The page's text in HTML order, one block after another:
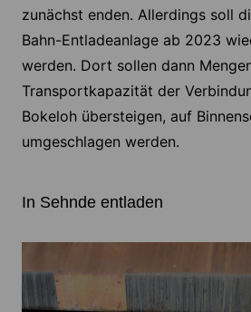
zunächst enden. Allerdings soll
Bahn-Entladeanlage ab 2023
werden. Dort sollen dann
Transportkapazität der
Bokeloh übersteigen, auf
umgeschlagen werden.
In Sehnde entladen